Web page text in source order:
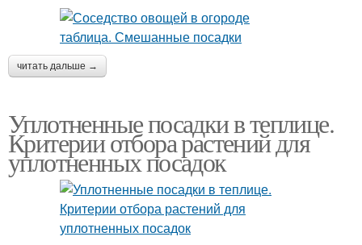
читать дальше →
Уплотненные посадки в теплице.
Критерии отбора растений для
уплотненных посадок